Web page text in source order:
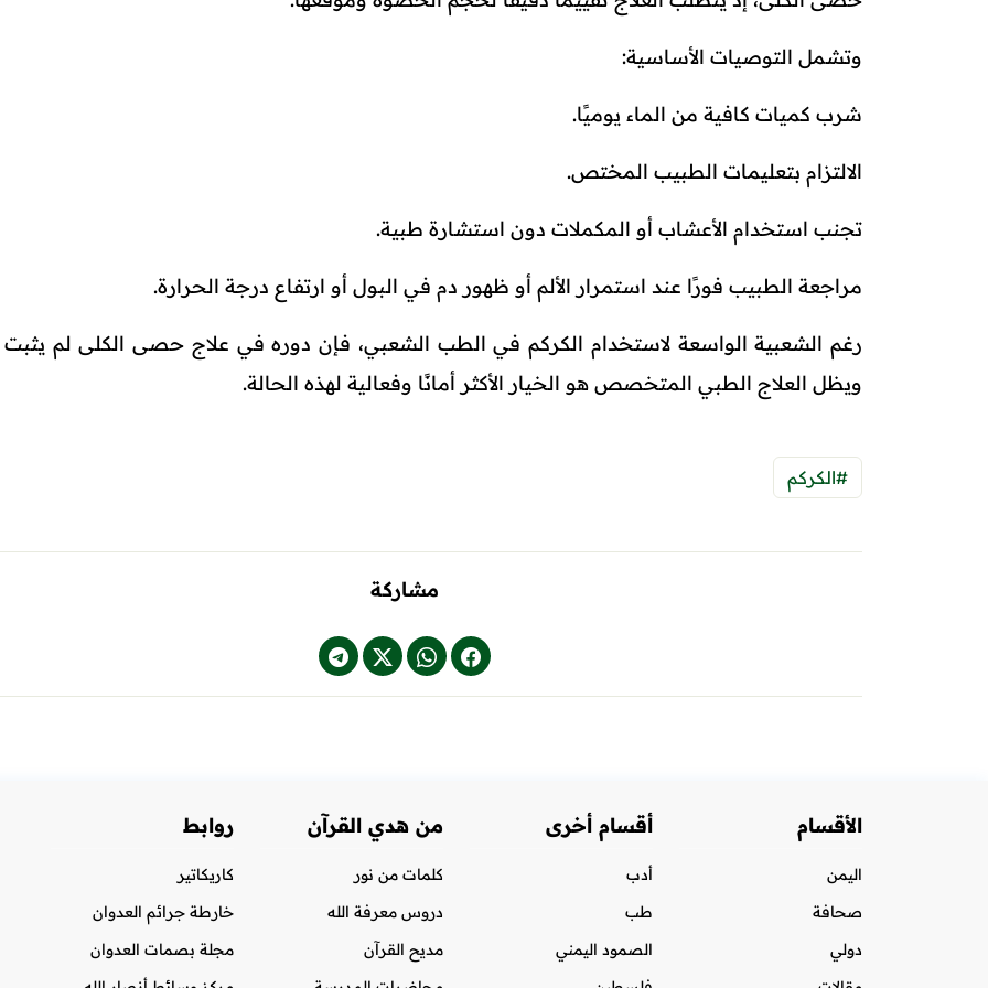
وتشمل التوصيات الأساسية:
شرب كميات كافية من الماء يوميًا.
الالتزام بتعليمات الطبيب المختص.
تجنب استخدام الأعشاب أو المكملات دون استشارة طبية.
مراجعة الطبيب فورًا عند استمرار الألم أو ظهور دم في البول أو ارتفاع درجة الحرارة.
رغم الشعبية الواسعة لاستخدام الكركم في الطب الشعبي، فإن دوره في علاج حصى الكلى لم يثبت
ويظل العلاج الطبي المتخصص هو الخيار الأكثر أمانًا وفعالية لهذه الحالة.
#الكركم
مشاركة
الأقسام
اليمن
صحافة
دولي
أقسام أخرى
أدب
طب
الصمود اليمني
من هدي القرآن
كلمات من نور
دروس معرفة الله
مديح القرآن
روابط
كاريكاتير
خارطة جرائم العدوان
مجلة بصمات العدوان